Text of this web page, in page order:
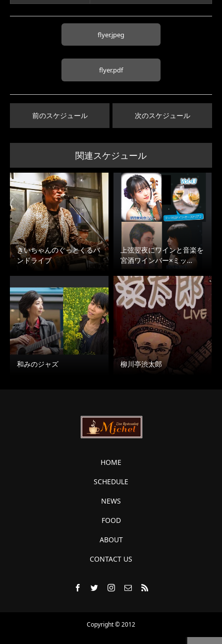
flyer.jpeg
flyer.pdf
前のスケジュール 次のスケジュール
関連スケジュール
きいちゃんのぐっとくるバ
ンドライブ
上弦翌夜にワインと音楽を
宮酒ワインバー×ミッ…
和みのジャズ 柳川亭渋太郎
HOME
SCHEDULE
NEWS
FOOD
ABOUT
CONTACT US
Copyright © 2012